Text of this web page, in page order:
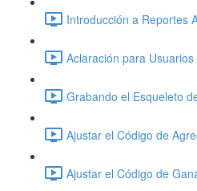
Introducción a Reportes
Aclaración para
Grabando el Esqueleto
Ajustar el Código de
Ajustar el Código de